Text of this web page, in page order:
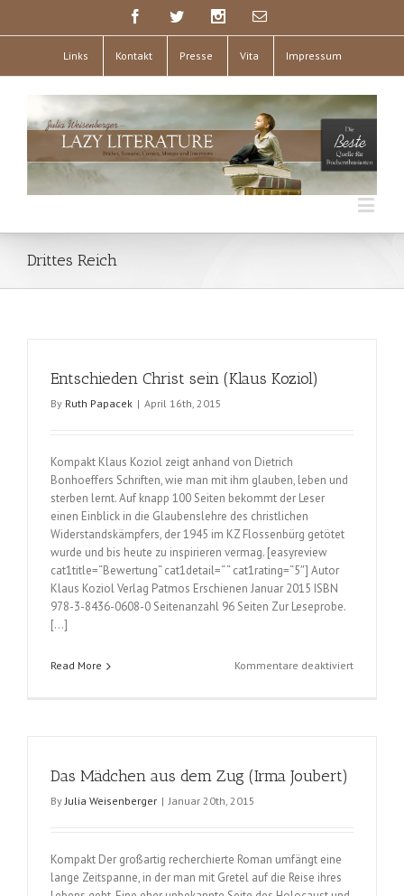
Links Kontakt Presse Vita Impressum
Drittes Reich
Entschieden Christ sein (Klaus Koziol)
By Ruth Papacek | April 16th, 2015
Kompakt Klaus Koziol zeigt anhand von Dietrich
Bonhoeffers Schriften, wie man mit ihm glauben, leben und
sterben lernt. Auf knapp 100 Seiten bekommt der Leser
einen Einblick in die Glaubenslehre des christlichen
Widerstandskämpfers, der 1945 im KZ Flossenbürg getötet
wurde und bis heute zu inspirieren vermag. [easyreview
cat1title=“Bewertung“ cat1detail=“ “ cat1rating=“5″] Autor
Klaus Koziol Verlag Patmos Erschienen Januar 2015 ISBN
978-3-8436-0608-0 Seitenanzahl 96 Seiten Zur Leseprobe.
[…]
Read More Kommentare deaktiviertfür
Das Mädchen aus dem Zug (Irma Joubert)
ByJulia Weisenberger | Januar 20th, 2015
Kompakt Der großartig recherchierte Roman umfängt eine
lange Zeitspanne, in der man mit Gretel auf die Reise ihres